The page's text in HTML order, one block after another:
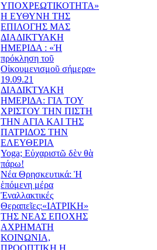
YΠΟΧΡΕΩΤΙΚΟΤΗΤΑ»
Η ΕΥΘΥΝΗ ΤΗΣ
EΠΙΛΟΓΗΣ ΜΑΣ
ΔΙΑΔΙΚΤΥΑΚΗ
ΗΜΕΡΙΔΑ : «Ἡ
πρόκληση τοῦ
Οἰκουμενισμοῦ σήμερα»
19.09.21
ΔΙΑΔΙΚΤΥΑΚΗ
ΗΜΕΡΙΔΑ: ΓΙΑ ΤΟΥ
ΧΡΙΣΤΟΥ ΤΗΝ ΠΙΣΤΗ
ΤΗΝ ΑΓΙΑ ΚΑΙ ΤΗΣ
ΠΑΤΡΙΔΟΣ ΤΗΝ
ΕΛΕΥΘΕΡΙΑ
Yoga; Εὐχαριστῶ δὲν θὰ
πάρω!
Νέα Θρησκευτικά: Ἡ
ἑπόμενη μέρα
Ἐναλλακτικές
Θεραπεῖες:«ΙΑΤΡΙΚΗ»
ΤΗΣ ΝΕΑΣ ΕΠΟΧΗΣ
ΑΧΡΗΜΑΤΗ
ΚΟΙΝΩΝΙΑ,
ΠΡΟΟΠΤΙΚΗ Η